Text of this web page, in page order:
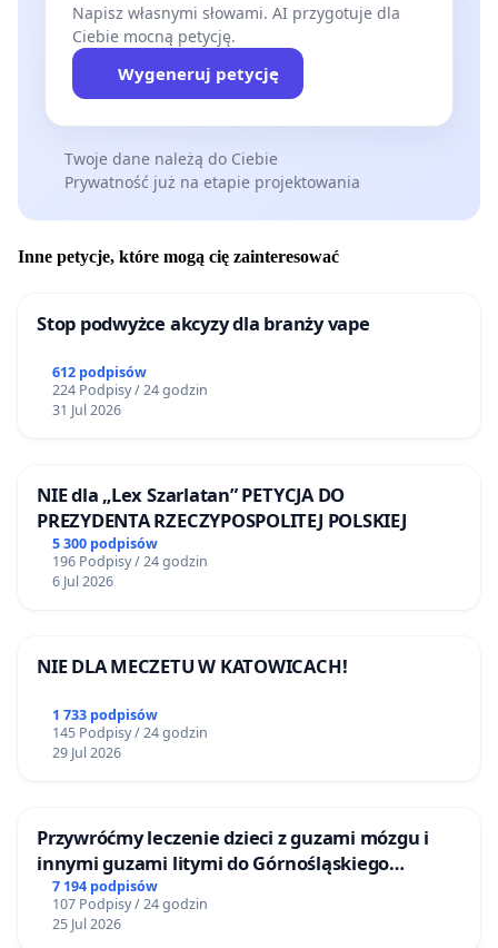
Napisz własnymi słowami. AI przygotuje dla
Ciebie mocną petycję.
Wygeneruj petycję
Twoje dane należą do Ciebie
Prywatność już na etapie projektowania
Inne petycje, które mogą cię zainteresować
Stop podwyżce akcyzy dla branży vape
612 podpisów
224 Podpisy / 24 godzin
31 Jul 2026
NIE dla „Lex Szarlatan” PETYCJA DO
PREZYDENTA RZECZYPOSPOLITEJ POLSKIEJ
5 300 podpisów
196 Podpisy / 24 godzin
6 Jul 2026
NIE DLA MECZETU W KATOWICACH!
1 733 podpisów
145 Podpisy / 24 godzin
29 Jul 2026
Przywróćmy leczenie dzieci z guzami mózgu i
innymi guzami litymi do Górnośląskiego
Centrum Zdrowia Dziecka w Katowicach
7 194 podpisów
107 Podpisy / 24 godzin
25 Jul 2026